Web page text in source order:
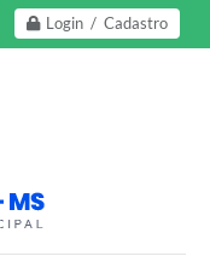
Login / Cadastro